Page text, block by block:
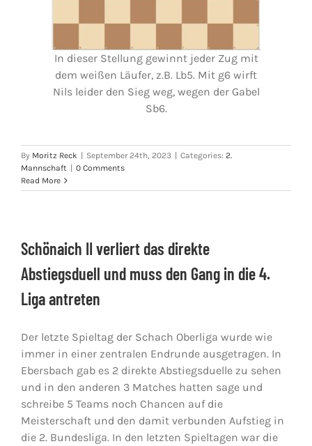
In dieser Stellung gewinnt jeder Zug mit
dem weißen Läufer, z.B. Lb5. Mit g6 wirft
Nils leider den Sieg weg, wegen der Gabel
Sb6.
By Moritz Reck | September 24th, 2023 | Categories: 2.
Mannschaft | 0 Comments
Read More
Schönaich II verliert das direkte
Abstiegsduell und muss den Gang in die 4.
Liga antreten
Der letzte Spieltag der Schach Oberliga wurde wie
immer in einer zentralen Endrunde ausgetragen. In
Ebersbach gab es 2 direkte Abstiegsduelle zu sehen
und in den anderen 3 Matches hatten sage und
schreibe 5 Teams noch Chancen auf die
Meisterschaft und den damit verbunden Aufstieg in
die 2. Bundesliga. In den letzten Spieltagen war die